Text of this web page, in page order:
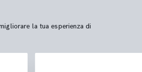
la tua esperienza di